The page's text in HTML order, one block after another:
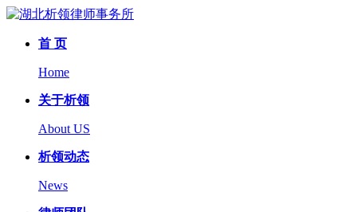
首 页
Home
关于析领
About US
析领动态
News